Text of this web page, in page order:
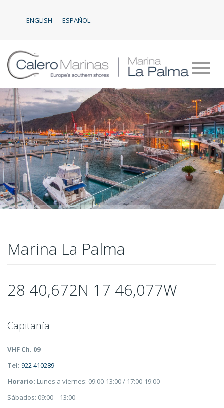
ENGLISH ESPAÑOL
Marina La Palma
28 40,672N 17 46,077W
Capitanía
VHF Ch. 09
Tel: 922 410289
Horario: Lunes a viernes: 09:00-13:00 / 17:00-19:00
Sábados: 09:00 – 13:00